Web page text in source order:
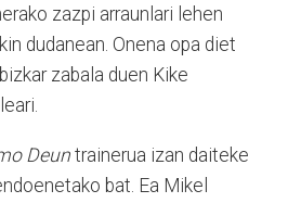
zazpi arraunlari lehen
dudanean. Onena opa diet
zabala duen Kike
Deun trainerua izan daiteke
bat. Ea Mikel